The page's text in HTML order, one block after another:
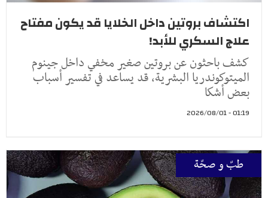
اكتشاف بروتين داخل الخلايا قد يكون مفتاح
علاج السكري للأبد!
كشف باحثون عن بروتين صغير مخفي داخل جينوم
الميتوكوندريا البشرية، قد يساعد في تفسير أسباب
بعض أشكا
01:19 - 2026/08/01
طبّ و صحّة